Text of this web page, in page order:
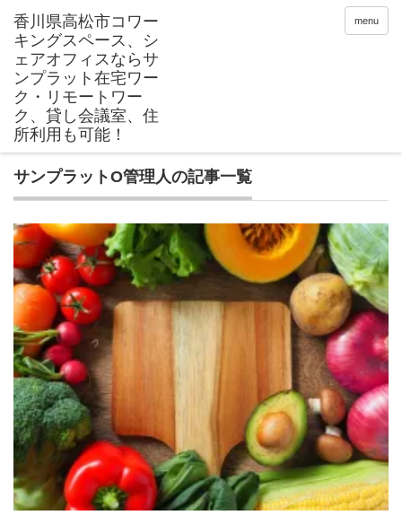
menu
サンプラットO管理人の記事一覧